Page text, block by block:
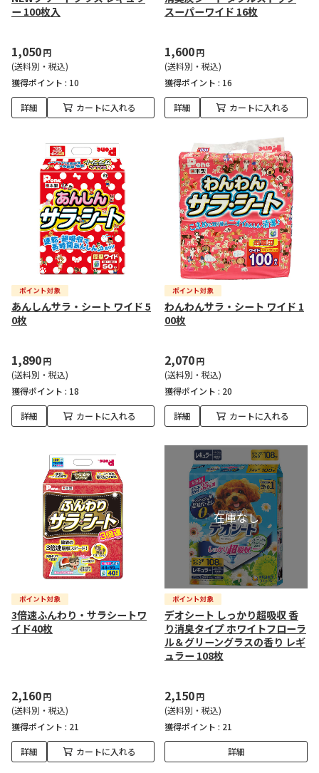
ー 100枚入
1,050円
(送料別・税込)
獲得ポイント : 10
詳細 カートに入れる
スーパーワイド 16枚
1,600円
(送料別・税込)
獲得ポイント : 16
詳細 カートに入れる
あんしんサラ・シート ワイド 5
0枚
1,890円
(送料別・税込)
獲得ポイント : 18
詳細 カートに入れる
わんわんサラ・シート ワイド 1
00枚
2,070円
(送料別・税込)
獲得ポイント : 20
詳細 カートに入れる
3倍速ふんわり・サラシートワ
イド40枚
2,160円
(送料別・税込)
獲得ポイント : 21
詳細 カートに入れる
デオシート しっかり超吸収 香
り消臭タイプ ホワイトフローラ
ル＆グリーングラスの香り レギ
ュラー 108枚
2,150円
(送料別・税込)
獲得ポイント : 21
詳細